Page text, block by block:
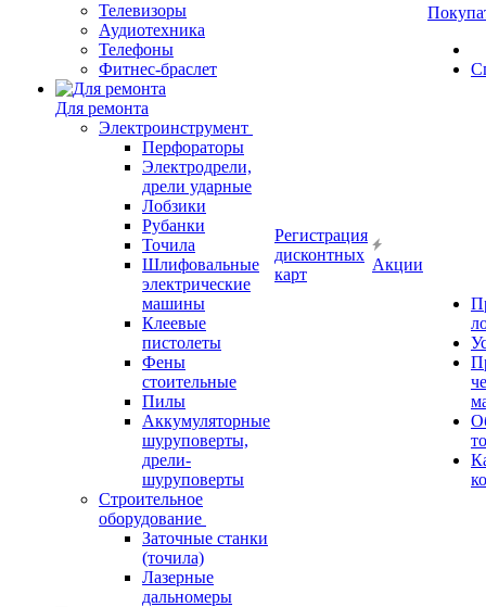
Телевизоры
Аудиотехника
Телефоны
Фитнес-браслет
Для ремонта
Электроинструмент
Перфораторы
Электродрели,
дрели ударные
Лобзики
Рубанки
Точила
Шлифовальные
электрические
машины
Клеевые
пистолеты
Фены
стоительные
Пилы
Аккумуляторные
шуруповерты,
дрели-
шуруповерты
Строительное
оборудование
Заточные станки
(точила)
Лазерные
дальномеры
Регистрация
дисконтных
карт
Акции